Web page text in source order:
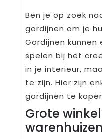
Ben je op zoek
gordijnen om je
Gordijnen kunnen
spelen bij het
in je interieur,
te zijn. Hier zijn
gordijnen te
Grote
warenhuizen